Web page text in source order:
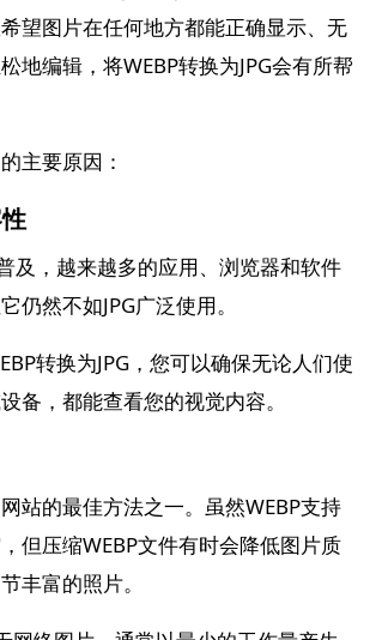
望图片在任何地方都能正确显示、无
地编辑，将WEBP转换为JPG会有所帮
主要原因：
及，越来越多的应用、浏览器和软件
仍然不如JPG广泛使用。
转换为JPG，您可以确保无论人们使
备，都能查看您的视觉内容。
站的最佳方法之一。虽然WEBP支持
但压缩WEBP文件有时会降低图片质
富的照片。